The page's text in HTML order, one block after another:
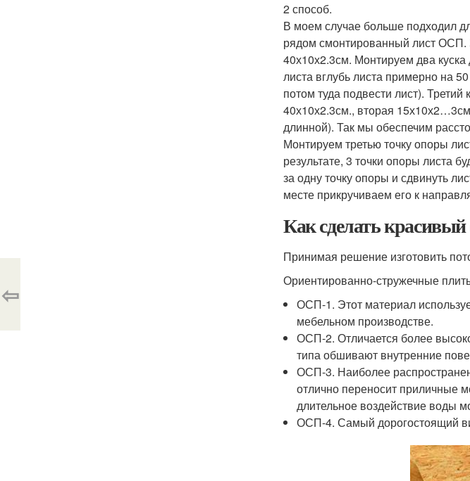
2 способ.
В моем случае больше подходил
рядом смонтированный лист ОСП.
40х10х2.3см. Монтируем два
листа вглубь листа примерно на
потом туда подвести лист).
40х10х2.3см., вторая
длинной). Так мы обеспечим
Монтируем третью точку опоры
результате, 3 точки опоры листа
за одну точку опоры и сдвинуть
месте прикручиваем его к
Как сделать
Принимая решение изготовить
Ориентированно-стружечные
ОСП-1. Этот материал
мебельном производстве.
ОСП-2. Отличается более
типа обшивают внутренние
ОСП-3. Наиболее
отлично переносит приличные
длительное воздействие воды
ОСП-4. Самый дорогостоящий
⇦